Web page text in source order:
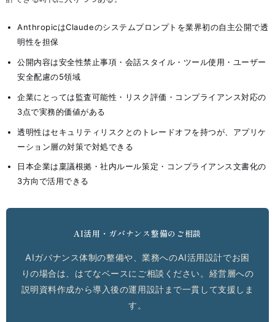
AnthropicはClaudeのシステムプロンプトを業界初の自主公開で透
明性を担保
公開内容は安全性禁止事項・会話スタイル・ツール使用・ユーザー
安全配慮の5領域
企業にとっては監査可能性・リスク評価・コンプライアンス対応の
3点で実務的価値がある
透明性はセキュリティリスクとのトレードオフを持つが、アプリケ
ーション層の対策で対処できる
日本企業は稟議根拠・社内ルール策定・コンプライアンス文書化の
3方向で活用できる
AI活用・ガバナンス整備のご相談
AIガバナンス体制の整備や、業務へのAI活用設計でお困
りの場合は、はてなベースにご相談ください。経営層への
説明資料作成から導入後の運用設計まで一貫して支援しま
す。